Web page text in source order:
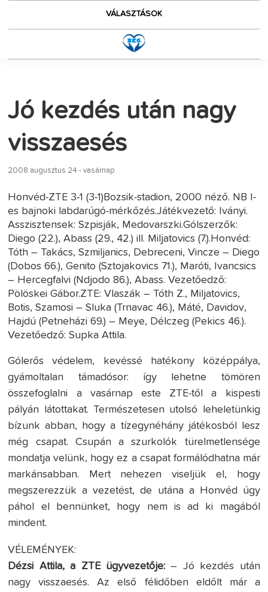
VÁLASZTÁSOK
Jó kezdés után nagy
visszaesés
2008 augusztus 24 - vasárnap
Honvéd-ZTE 3-1 (3-1)Bozsik-stadion, 2000 néző. NB I-
es bajnoki labdarúgó-mérkőzés.Játékvezető: Iványi.
Asszisztensek: Szpisják, Medovarszki.Gólszerzők:
Diego (22.), Abass (29., 42.) ill. Miljatovics (7.).Honvéd:
Tóth – Takács, Szmiljanics, Debreceni, Vincze – Diego
(Dobos 66.), Genito (Sztojakovics 71.), Maróti, Ivancsics
– Hercegfalvi (Ndjodo 86.), Abass. Vezetőedző:
Pölöskei Gábor.ZTE: Vlaszák – Tóth Z., Miljatovics,
Botis, Szamosi – Sluka (Trnavac 46.), Máté, Davidov,
Hajdú (Petneházi 69.) – Meye, Délczeg (Pekics 46.).
Vezetőedző: Supka Attila.
Gólerős védelem, kevéssé hatékony középpálya,
gyámoltalan támadósor: így lehetne tömören
összefoglalni a vasárnap este ZTE-től a kispesti
pályán látottakat. Természetesen utolsó leheletünkig
bízunk abban, hogy a tízegynéhány játékosból lesz
még csapat. Csupán a szurkolók türelmetlensége
mondatja velünk, hogy ez a csapat formálódhatna már
markánsabban. Mert nehezen viseljük el, hogy
megszerezzük a vezetést, de utána a Honvéd úgy
páhol el bennünket, hogy nem is ad ki magából
mindent.
VÉLEMÉNYEK:
Dézsi Attila, a ZTE ügyvezetője: – Jó kezdés után
nagy visszaesés. Az első félidőben eldőlt már a